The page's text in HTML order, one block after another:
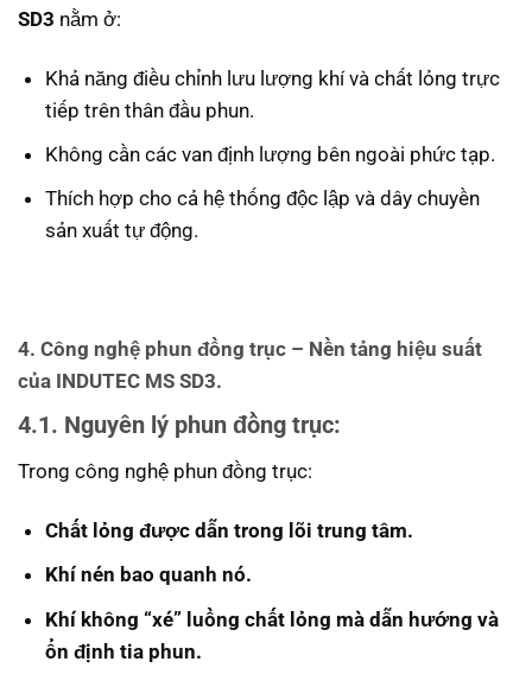
SD3 nằm ở:
Khả năng điều chỉnh lưu lượng khí và chất lỏng trực
tiếp trên thân đầu phun.
Không cần các van định lượng bên ngoài phức tạp.
Thích hợp cho cả hệ thống độc lập và dây chuyền
sản xuất tự động.
4. Công nghệ phun đồng trục – Nền tảng hiệu suất
của INDUTEC MS SD3.
4.1. Nguyên lý phun đồng trục:
Trong công nghệ phun đồng trục:
Chất lỏng được dẫn trong lõi trung tâm.
Khí nén bao quanh nó.
Khí không “xé” luồng chất lỏng mà dẫn hướng và
ổn định tia phun.